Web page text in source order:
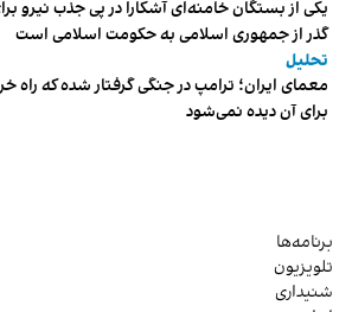
یکی از بستگان خامنه‌ای آشکارا در پی جذب نیرو
گذر از جمهوری اسلامی به حکومت اسلامی است
تحلیل
معمای ایران؛ ترامپ در جنگی گرفتار شده که راه
برای آن دیده نمی‌شود
برنامه‌ها
تلویزیون
شنیداری